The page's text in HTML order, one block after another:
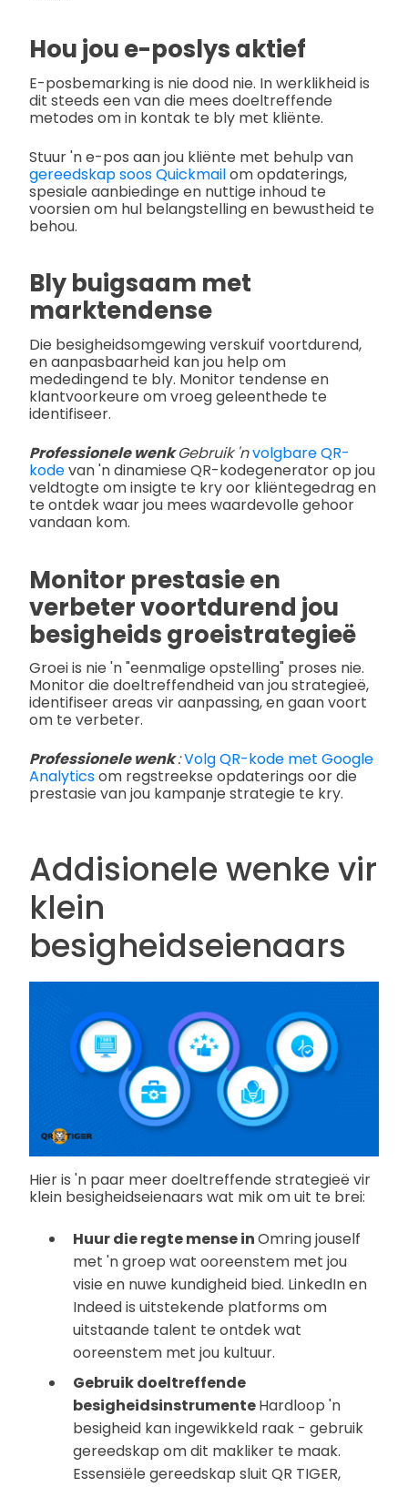
Hou jou e-poslys aktief
E-posbemarking is nie dood nie. In werklikheid is
dit steeds een van die mees doeltreffende
metodes om in kontak te bly met kliënte.
Stuur 'n e-pos aan jou kliënte met behulp van
gereedskap soos Quickmailom opdaterings,
spesiale aanbiedinge en nuttige inhoud te
voorsien om hul belangstelling en bewustheid te
behou.
Bly buigsaam met
marktendense
Die besigheidsomgewing verskuif voortdurend,
en aanpasbaarheid kan jou help om
mededingend te bly. Monitor tendense en
klantvoorkeure om vroeg geleenthede te
identifiseer.
Professionele wenkGebruik 'nvolgbare QR-
kodevan 'n dinamiese QR-kodegenerator op jou
veldtogte om insigte te kry oor kliëntegedrag en
te ontdek waar jou mees waardevolle gehoor
vandaan kom.
Monitor prestasie en
verbeter voortdurend jou
besigheids groeistrategieë
Groei is nie 'n "eenmalige opstelling" proses nie.
Monitor die doeltreffendheid van jou strategieë,
identifiseer areas vir aanpassing, en gaan voort
om te verbeter.
Professionele wenk:Volg QR-kode met Google
Analyticsom regstreekse opdaterings oor die
prestasie van jou kampanje strategie te kry.
Addisionele wenke vir
klein
besigheidseienaars
Hier is 'n paar meer doeltreffende strategieë vir
klein besigheidseienaars wat mik om uit te brei:
Huur die regte mense inOmring jouself
met 'n groep wat ooreenstem met jou
visie en nuwe kundigheid bied. LinkedIn en
Indeed is uitstekende platforms om
uitstaande talent te ontdek wat
ooreenstem met jou kultuur.
Gebruik doeltreffende
besigheidsinstrumenteHardloop 'n
besigheid kan ingewikkeld raak - gebruik
gereedskap om dit makliker te maak.
Essensiële gereedskap sluit QR TIGER,